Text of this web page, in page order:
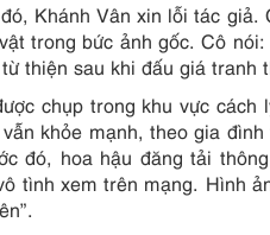
Khánh Vân xin lỗi tác
trong bức ảnh gốc. Cô
thiện sau khi đấu giá tranh
chụp trong khu vực
khỏe mạnh, theo gia
đó, hoa hậu đăng tải
tình xem trên mạng. Hình